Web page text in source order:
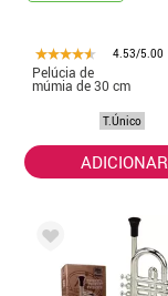
4.53/5.00
Pelúcia de
múmia de 30 cm
T.Único
ADICIONAR